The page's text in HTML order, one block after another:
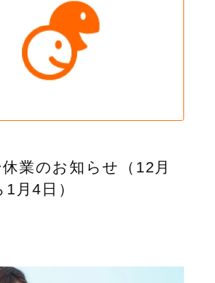
業のお知らせ（12月
月4日）